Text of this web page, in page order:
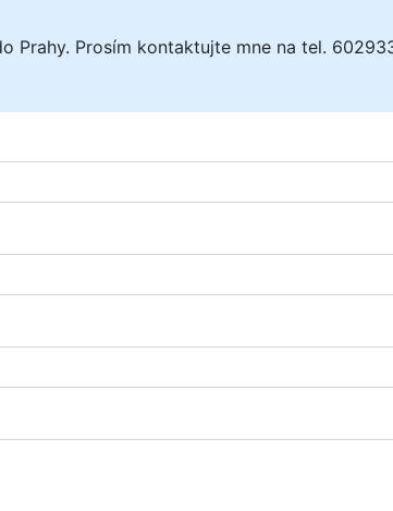
Prosím kontaktujte mne na tel.